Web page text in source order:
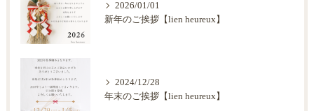
2026/01/01
新年のご挨拶【lien heureux】
2024/12/28
年末のご挨拶【lien heureux】